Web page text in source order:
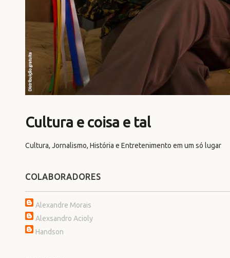
Cultura e coisa e tal
Cultura, Jornalismo, História e Entretenimento em um só lugar
COLABORADORES
Alexandre Morais
Alexsandro Acioly
Handson